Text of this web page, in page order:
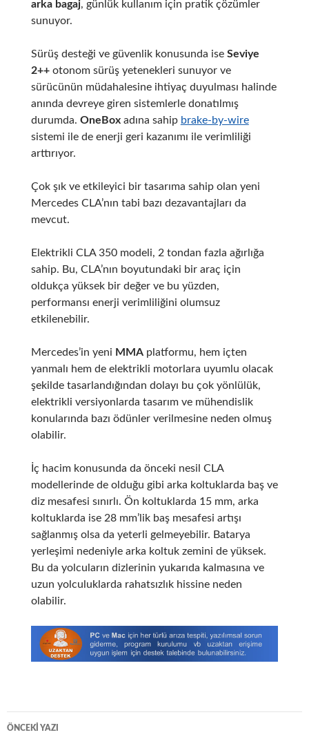
arka bagaj, günlük kullanım için pratik çözümler
sunuyor.
Sürüş desteği ve güvenlik konusunda ise Seviye
2++otonom sürüş yetenekleri sunuyor ve
sürücünün müdahalesine ihtiyaç duyulması halinde
anında devreye giren sistemlerle donatılmış
durumda. OneBoxadına sahip brake-by-wire
sistemi ile de enerji geri kazanımı ile verimliliği
arttırıyor.
Çok şık ve etkileyici bir tasarıma sahip olan yeni
Mercedes CLA’nın tabi bazı dezavantajları da
mevcut.
Elektrikli CLA 350 modeli, 2 tondan fazla ağırlığa
sahip. Bu, CLA’nın boyutundaki bir araç için
oldukça yüksek bir değer ve bu yüzden,
performansı enerji verimliliğini olumsuz
etkilenebilir.
Mercedes’in yeni MMAplatformu, hem içten
yanmalı hem de elektrikli motorlara uyumlu olacak
şekilde tasarlandığından dolayı bu çok yönlülük,
elektrikli versiyonlarda tasarım ve mühendislik
konularında bazı ödünler verilmesine neden olmuş
olabilir.
İç hacim konusunda da önceki nesil CLA
modellerinde de olduğu gibi arka koltuklarda baş ve
diz mesafesi sınırlı. Ön koltuklarda 15 mm, arka
koltuklarda ise 28 mm’lik baş mesafesi artışı
sağlanmış olsa da yeterli gelmeyebilir. Batarya
yerleşimi nedeniyle arka koltuk zemini de yüksek.
Bu da yolcuların dizlerinin yukarıda kalmasına ve
uzun yolculuklarda rahatsızlık hissine neden
olabilir.
Yazı
ÖNCEKI YAZI